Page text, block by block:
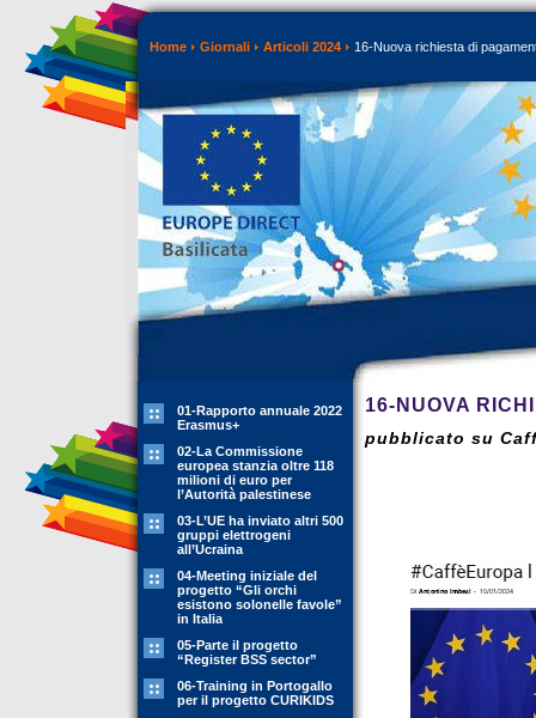
Home Giornali Articoli 2024 16-Nuova richiesta di
01-Rapporto annuale 2022
Erasmus+
02-La Commissione
europea stanzia oltre 118
milioni di euro per
l’Autorità palestinese
03-L’UE ha inviato altri 500
gruppi elettrogeni
all’Ucraina
04-Meeting iniziale del
progetto “Gli orchi
esistono solonelle favole”
in Italia
05-Parte il progetto
“Register BSS sector”
06-Training in Portogallo
per il progetto CURIKIDS
16-NUOVA
pubblicato su